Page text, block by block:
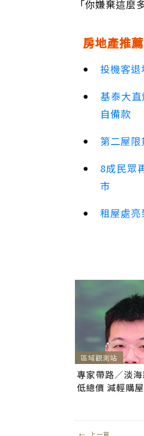
「你嫌棄這麼
房地產推
投機客
基泰大
自備款
第二屋
8成民眾
市
租屋處
區域觀測站
專家帶路／淡
低總價 減輕購
← 上一篇